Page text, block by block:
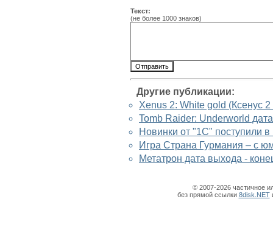
Текст:
(не более 1000 знаков)
Другие публикации:
Xenus 2: White gold (Ксенус
Tomb Raider: Underworld
Новинки от "1C" поступили
Игра Страна Гурмания – с
Метатрон дата выхода -
© 2007-2026 частичное
без прямой ссылки 8disk.NET